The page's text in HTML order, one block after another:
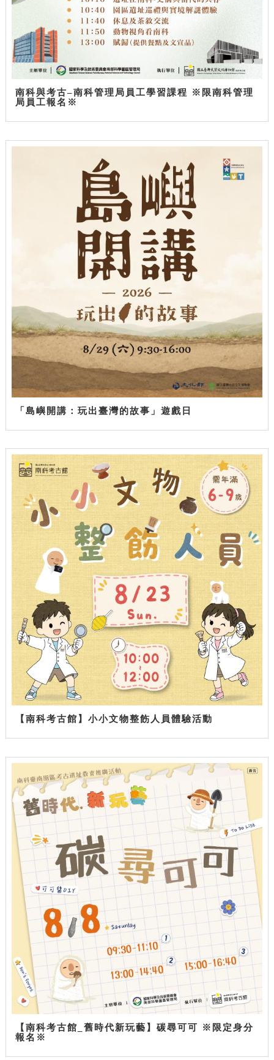
南科與考古–南科管理局員工學習課程 ※限南科管理
局員工報名※
「島嶼開講：玩出臺灣的故事」遊戲日
【南科考古館】小小文物整飭人員體驗活動
【南科考古館_舊時代新玩藝】碳尋可可 ※限定身分
報名※